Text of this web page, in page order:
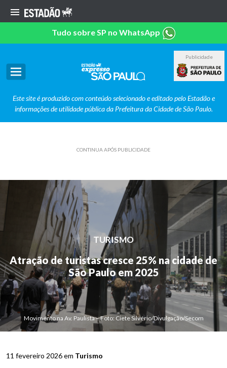
Tudo sobre SP no WhatsApp
Publicidade
Este site é produzido com conteúdo selecionado e editado pelo Estadão e
informações de utilidade pública da Prefeitura da Cidade de São Paulo.
CONTINUA APÓS PUBLICIDADE
TURISMO
Atração de turistas cresce 25% na cidade de
São Paulo em 2025
Movimento na Av. Paulista – Foto: Ciete Silvério/Divulgação/Secom
11 fevereiro 2026 em Turismo